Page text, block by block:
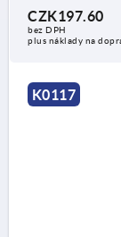
4753
CZK197.60
bez DPH
plus náklady na
K0117